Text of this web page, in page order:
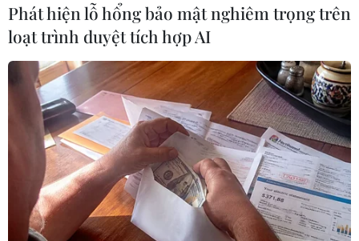
cầngiành 1 điểm trong trận gặp Andorra là
giành vé đến Ba Lan và Ukraine, mà nhiệmvụ
này thì nằm trong tầm tay.
Phát hiện lỗ hổng bảo mật nghiêm trọng trên
loạt trình duyệt tích hợp AI